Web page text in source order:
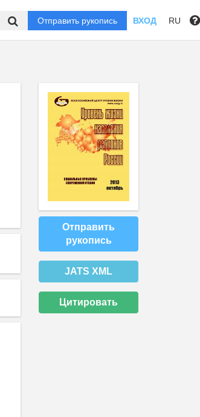
Отправить рукопись ВХОД RU
Отправить
рукопись
JATS XML
Цитировать